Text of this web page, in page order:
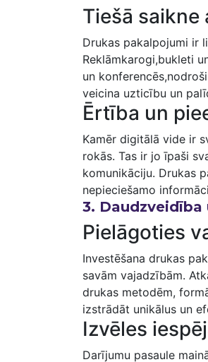
Tiešā
Drukas pakalpojumi ir
Reklāmkarogi,bukleti
un
veicina uzticību⁣ un
Ērtība un
Kamēr digitālā vide ⁣ir
⁤rokās. Tas ir jo īpaši
komunikāciju. Drukas
nepieciešamo
3.
Pielāgoties
Investēšana drukas
savām vajadzībām.
drukas metodēm,
‌izstrādāt ‌unikālus un
Izvēles‍
Darījumu​ pasaule